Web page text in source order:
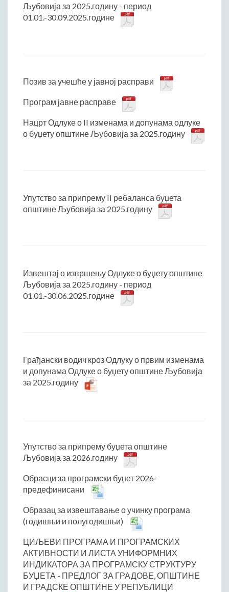
Љубовија за 2025.годину - период
01.01.-30.09.2025.године
Позив за учешће у јавној расправи
Програм јавне расправе
Нацрт Одлуке о II изменама и допунама одлуке
о буџету општине Љубовија за 2025.годину
Упутство за припрему II ребаланса буџета
општине Љубовија за 2025.годину
Извештај о извршењу Одлуке о буџету општине
Љубовија за 2025.годину - период
01.01.-30.06.2025.године
Грађански водич кроз Одлуку о првим изменама
и допунама Одлуке о буџету општине Љубовија
за 2025.годину
Упутство за припрему буџета општине
Љубовија за 2026.годину
Обрасци за програмски буџет 2026-
предефинисани
Образац за извештавање о учинку програма
(годишњи и полугодишњи)
ЦИЉЕВИ ПРОГРАМА И ПРОГРАМСКИХ
АКТИВНОСТИ И ЛИСТА УНИФОРМНИХ
ИНДИКАТОРА ЗА ПРОГРАМСКУ СТРУКТУРУ
БУЏЕТА - ПРЕДЛОГ ЗА ГРАДОВЕ, ОПШТИНЕ
И ГРАДСКЕ ОПШТИНЕ У РЕПУБЛИЦИ